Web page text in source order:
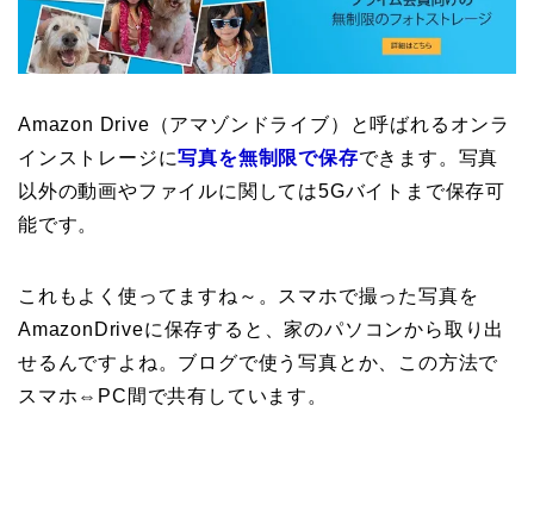
Amazon Drive（アマゾンドライブ）と呼ばれるオンラ
インストレージに写真を無制限で保存できます。写真
以外の動画やファイルに関しては5Gバイトまで保存可
能です。
これもよく使ってますね～。スマホで撮った写真を
AmazonDriveに保存すると、家のパソコンから取り出
せるんですよね。ブログで使う写真とか、この方法で
スマホ⇔PC間で共有しています。